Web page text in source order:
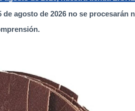
agosto de 2026 no se procesarán